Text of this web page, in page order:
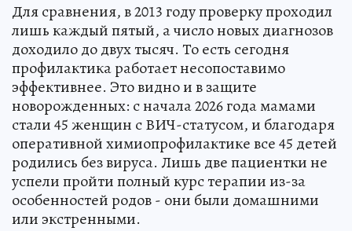
Для сравнения, в 2013 году проверку проходил
лишь каждый пятый, а число новых диагнозов
доходило до двух тысяч. То есть сегодня
профилактика работает несопоставимо
эффективнее. Это видно и в защите
новорожденных: с начала 2026 года мамами
стали 45 женщин с ВИЧ-статусом, и благодаря
оперативной химиопрофилактике все 45 детей
родились без вируса. Лишь две пациентки не
успели пройти полный курс терапии из-за
особенностей родов - они были домашними
или экстренными.